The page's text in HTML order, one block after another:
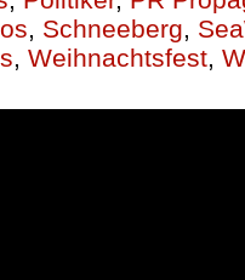
, Schneeberg,
, Weihnachtsfest,